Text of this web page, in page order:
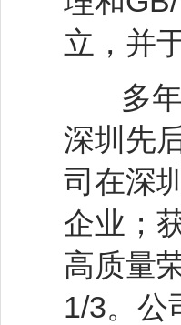
立，并
多年
深圳先
司在深
企业；
高质量
1/3。公